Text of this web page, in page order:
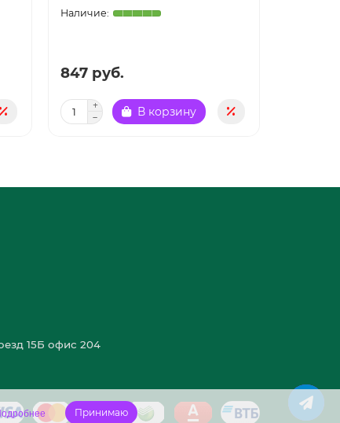
847 руб.
В корзину
Принимаю
15Б офис 204